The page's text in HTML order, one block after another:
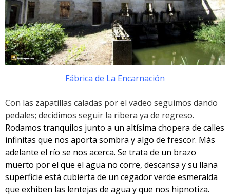
Fábrica de La Encarnación
Con las zapatillas caladas por el vadeo seguimos dando
pedales; decidimos seguir la ribera ya de regreso.
Rodamos tranquilos junto a un altísima chopera de calles
infinitas que nos aporta sombra y algo de frescor. Más
adelante el río se nos acerca. Se trata de un brazo
muerto por el que el agua no corre, descansa y su llana
superficie está cubierta de un cegador verde esmeralda
que exhiben las lentejas de agua y que nos hipnotiza.